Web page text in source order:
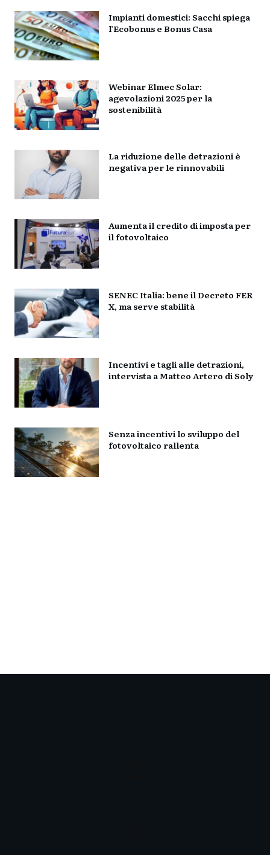
Impianti domestici: Sacchi spiega
l’Ecobonus e Bonus Casa
Webinar Elmec Solar:
agevolazioni 2025 per la
sostenibilità
La riduzione delle detrazioni è
negativa per le rinnovabili
Aumenta il credito di imposta per
il fotovoltaico
SENEC Italia: bene il Decreto FER
X, ma serve stabilità
Incentivi e tagli alle detrazioni,
intervista a Matteo Artero di Soly
Senza incentivi lo sviluppo del
fotovoltaico rallenta